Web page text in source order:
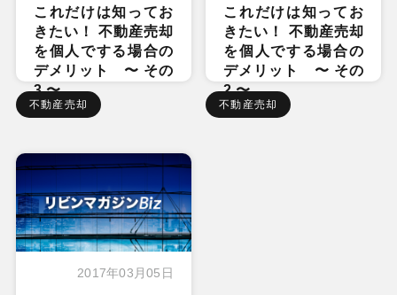
これだけは知ってお
きたい！ 不動産売却
を個人でする場合の
デメリット 〜 その
3 〜
不動産売却
これだけは知ってお
きたい！ 不動産売却
を個人でする場合の
デメリット 〜 その
2 〜
不動産売却
2017年03月05日